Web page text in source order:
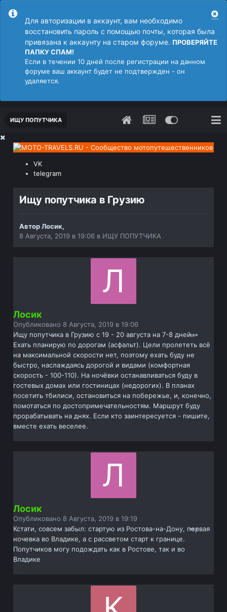
Для авторизации в аккаунт, вам необходимо
восстановить пароль с помощью почты, которая была
привязана к аккаунту на старом форуме. ПРОВЕРЯЙТЕ
ПАПКУ СПАМ!
Если в течении 10 дней после регистрации на данном
форуме ваш аккаунт будет не подтвержден - он
удаляется.
ИЩУ ПОПУТЧИКА
VK
telegram
Ищу попутчика в Грузию
АвторЛосик,
8 Августа, 2019 в 19:06 в ИЩУ ПОПУТЧИКА
Лосик
Опубликовано 8 Августа, 2019 в 19:06
Ищу попутчика в Грузию с 19 - 20 августа на 7-8 дней..
Ехать планирую по дорогам (асфальт). Цели пролететь всё
на максимальной скорости нет, поэтому ехать буду не
быстро, наслаждаясь дорогой и видами (комфортная
скорость - 100-110). На ночёвки останавливаться буду в
гостевых домах или гостиницах (недорогих). В планах
посетить тбилиси, остановиться на побережье, и, конечно,
помотаться по достопримечательностям. Маршрут буду
прорабатывать на днях. Если кто заинтересуется - пишите,
вместе ехать веселее.
Лосик
Опубликовано 8 Августа, 2019 в 19:19
Кстати, совсем забыл: стартую из Ростова-на-Дону, первая
ночевка во Владике, а с рассветом старт к границе.
Попутчиков могу подождать как в Ростове, так и во
Владике